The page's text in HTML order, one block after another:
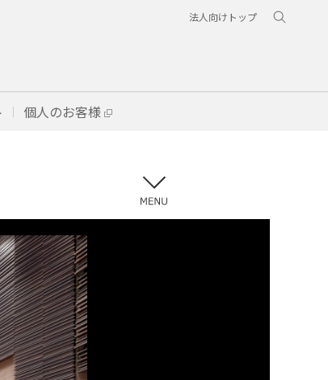
法人向けトップ
個人のお客様